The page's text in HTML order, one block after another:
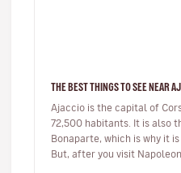
THE BEST THINGS TO SEE NEAR
Ajaccio is the capital of
72,500 habitants. It is also
Bonaparte, which is why it
But, after you visit